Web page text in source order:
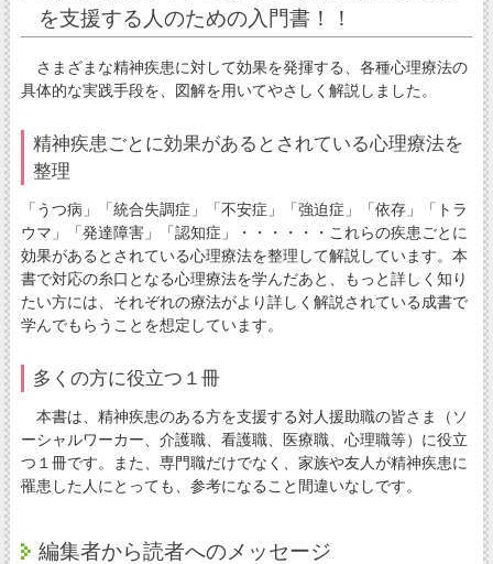
を支援する人のための入門書！！
さまざまな精神疾患に対して効果を発揮する、各種心理療法の
具体的な実践手段を、図解を用いてやさしく解説しました。
精神疾患ごとに効果があるとされている心理療法を
整理
「うつ病」「統合失調症」「不安症」「強迫症」「依存」「トラ
ウマ」「発達障害」「認知症」・・・・・・これらの疾患ごとに
効果があるとされている心理療法を整理して解説しています。本
書で対応の糸口となる心理療法を学んだあと、もっと詳しく知り
たい方には、それぞれの療法がより詳しく解説されている成書で
学んでもらうことを想定しています。
多くの方に役立つ１冊
本書は、精神疾患のある方を支援する対人援助職の皆さま（ソ
ーシャルワーカー、介護職、看護職、医療職、心理職等）に役立
つ１冊です。また、専門職だけでなく、家族や友人が精神疾患に
罹患した人にとっても、参考になること間違いなしです。
編集者から読者へのメッセージ